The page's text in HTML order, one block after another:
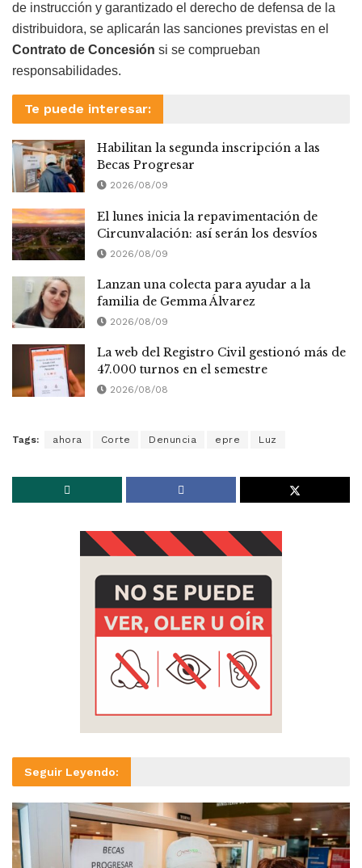
de instrucción y garantizado el derecho de defensa de la
distribuidora, se aplicarán las sanciones previstas en el
Contrato de Concesión si se comprueban
responsabilidades.
Te puede interesar:
Habilitan la segunda inscripción a las
Becas Progresar
2026/08/09
El lunes inicia la repavimentación de
Circunvalación: así serán los desvíos
2026/08/09
Lanzan una colecta para ayudar a la
familia de Gemma Álvarez
2026/08/09
La web del Registro Civil gestionó más de
47.000 turnos en el semestre
2026/08/08
Tags: ahora Corte Denuncia epre Luz
Seguir Leyendo: